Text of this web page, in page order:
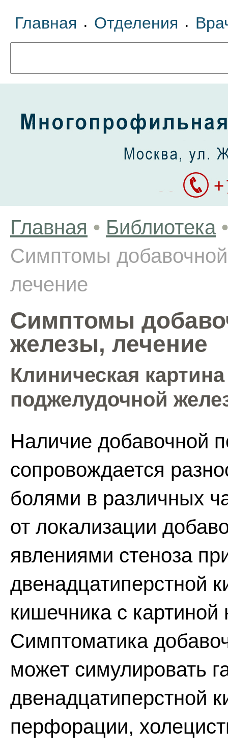
Главная • Отделения •
Главная • Библиотека •
Симптомы
лечение
Симптомы
железы, лечение
Клиническая
поджелудочной
Наличие добавочной
сопровождается
болями в различных
от локализации
явлениями стеноза
двенадцатиперстной
кишечника с
Симптоматика
может симулировать
двенадцатиперстной
перфорации,